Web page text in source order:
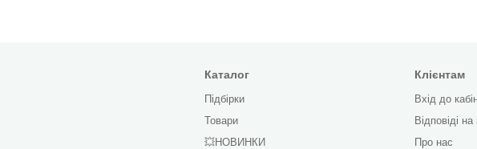
Каталог
Підбірки
Товари
💥НОВИНКИ
Клієнтам
Вхід до
Відповіді
Про нас